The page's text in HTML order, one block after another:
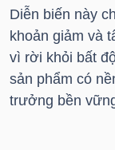
Diễn biến này
khoản giảm và
vì rời khỏi bất
sản phẩm có
trưởng bền